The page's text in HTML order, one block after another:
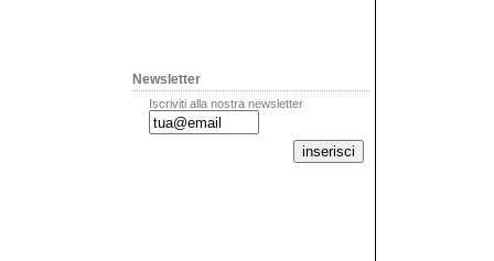
Newsletter
Iscriviti alla nostra newsletter